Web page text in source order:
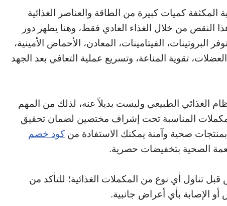
المكثفة كميات كبيرة من الطاقة والعناصر الغذائية
النقص من خلال الغذاء العادي فقط، وهنا يظهر دور
الفيتامينات، المعادن، الأحماض الأمينية،
تقوية المناعة، وتسريع عملية التعافي بعد الجهد
الغذائي الطبيعي وليست بديلاً عنه، لذلك من المهم
المناسبة تحت إشراف مختصين لضمان تحقيق
بمنتجات صحية وآمنة يمكنك الاستفادة من كود خصم
الصحية بتخفيضات حصرية.
تناول أي نوع من المكملات الغذائية؛ للتأكد من
أو الإصابة بأي أعراض جانبية.